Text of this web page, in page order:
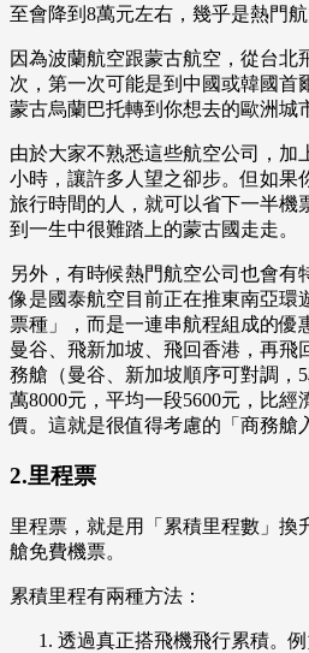
至會降到8萬元左右，幾乎是熱門航
因為波蘭航空跟蒙古航空，從台北
次，第一次可能是到中國或韓國首
蒙古烏蘭巴托轉到你想去的歐洲城
由於大家不熟悉這些航空公司，加
小時，讓許多人望之卻步。但如果
旅行時間的人，就可以省下一半機
到一生中很難踏上的蒙古國走走。
另外，有時候熱門航空公司也會有
像是國泰航空目前正在推東南亞環
票種」，而是一連串航程組成的優
曼谷、飛新加坡、飛回香港，再飛
務艙（曼谷、新加坡順序可對調，
萬8000元，平均一段5600元，比
價。這就是很值得考慮的「商務艙
2.里程票
里程票，就是用「累積里程數」換
艙免費機票。
累積里程有兩種方法：
透過真正搭飛機飛行累積。